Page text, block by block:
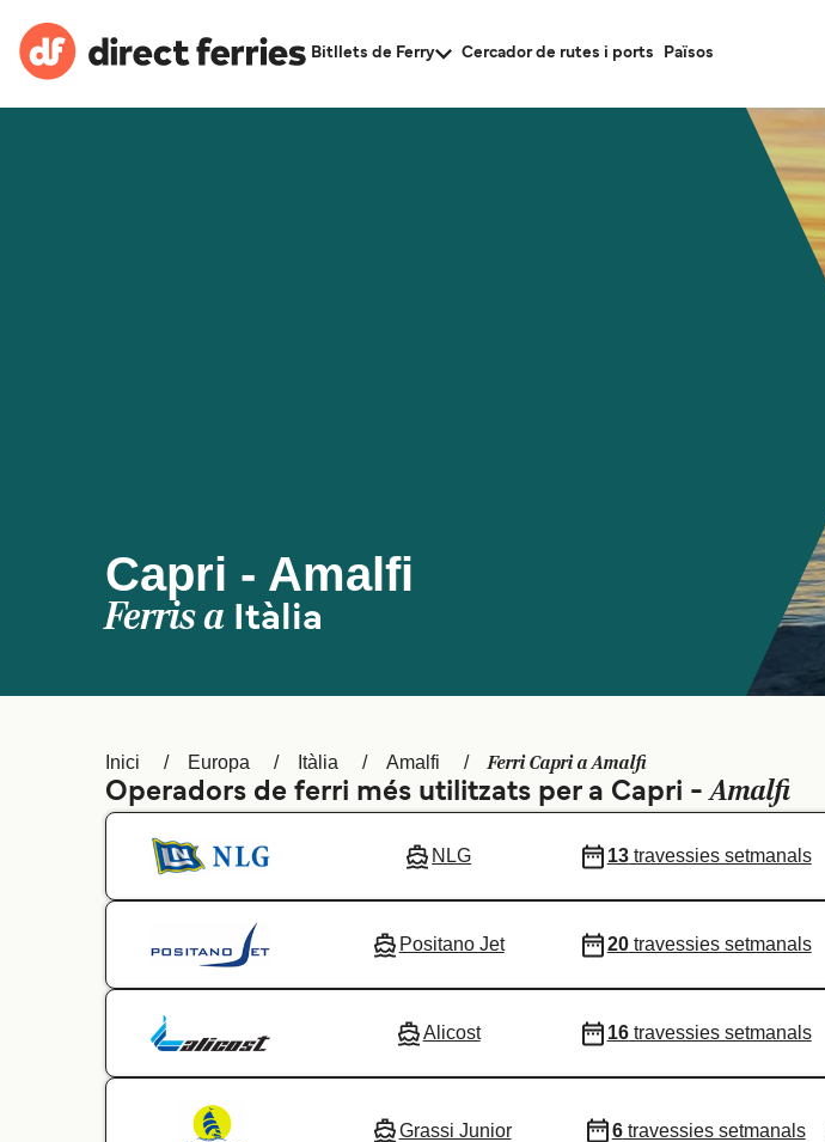
Bitllets de Ferry Cercador de rutes i ports Països
Capri - Amalfi
Ferris a Itàlia
Inici Europa Itàlia Amalfi Ferri Capri a Amalfi
Operadors de ferri més utilitzats per a Capri -Amalfi
NLG 13travessies setmanals
Positano Jet 20travessies setmanals
Alicost 16travessies setmanals
Grassi Junior 6travessies setmanals